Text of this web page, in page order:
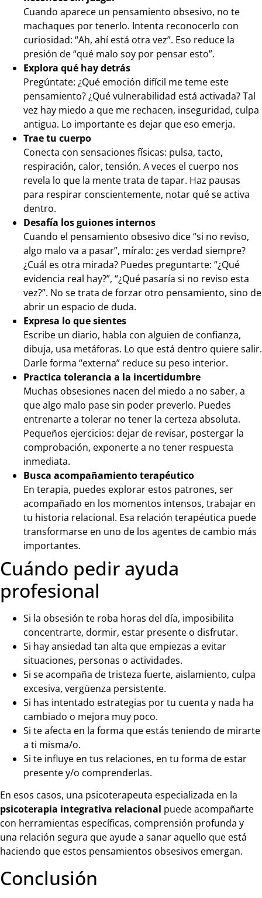
Cuando aparece un pensamiento obsesivo, no te
machaques por tenerlo. Intenta reconocerlo con
curiosidad: “Ah, ahí está otra vez”. Eso reduce la
presión de “qué malo soy por pensar esto”.
Explora qué hay detrás
Pregúntate: ¿Qué emoción difícil me teme este
pensamiento? ¿Qué vulnerabilidad está activada? Tal
vez hay miedo a que me rechacen, inseguridad, culpa
antigua. Lo importante es dejar que eso emerja.
Trae tu cuerpo
Conecta con sensaciones físicas: pulsa, tacto,
respiración, calor, tensión. A veces el cuerpo nos
revela lo que la mente trata de tapar. Haz pausas
para respirar conscientemente, notar qué se activa
dentro.
Desafía los guiones internos
Cuando el pensamiento obsesivo dice “si no reviso,
algo malo va a pasar”, míralo: ¿es verdad siempre?
¿Cuál es otra mirada? Puedes preguntarte: “¿Qué
evidencia real hay?”, “¿Qué pasaría si no reviso esta
vez?”. No se trata de forzar otro pensamiento, sino de
abrir un espacio de duda.
Expresa lo que sientes
Escribe un diario, habla con alguien de confianza,
dibuja, usa metáforas. Lo que está dentro quiere salir.
Darle forma “externa” reduce su peso interior.
Practica tolerancia a la incertidumbre
Muchas obsesiones nacen del miedo a no saber, a
que algo malo pase sin poder preverlo. Puedes
entrenarte a tolerar no tener la certeza absoluta.
Pequeños ejercicios: dejar de revisar, postergar la
comprobación, exponerte a no tener respuesta
inmediata.
Busca acompañamiento terapéutico
En terapia, puedes explorar estos patrones, ser
acompañado en los momentos intensos, trabajar en
tu historia relacional. Esa relación terapéutica puede
transformarse en uno de los agentes de cambio más
importantes.
Cuándo pedir ayuda
profesional
Si la obsesión te roba horas del día, imposibilita
concentrarte, dormir, estar presente o disfrutar.
Si hay ansiedad tan alta que empiezas a evitar
situaciones, personas o actividades.
Si se acompaña de tristeza fuerte, aislamiento, culpa
excesiva, vergüenza persistente.
Si has intentado estrategias por tu cuenta y nada ha
cambiado o mejora muy poco.
Si te afecta en la forma que estás teniendo de mirarte
a ti misma/o.
Si te influye en tus relaciones, en tu forma de estar
presente y/o comprenderlas.
En esos casos, una psicoterapeuta especializada en la
psicoterapia integrativa relacional puede acompañarte
con herramientas específicas, comprensión profunda y
una relación segura que ayude a sanar aquello que está
haciendo que estos pensamientos obsesivos emergan.
Conclusión